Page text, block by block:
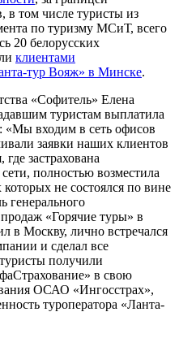
в том числе туристы из
по туризму МСиТ, всего
20 белорусских
клиентами
тур Вояж» в Минске.
«Софитель» Елена
туристам выплатила
«Мы входим в сеть офисов
заявки наших клиентов
застрахована
полностью возместила
не состоялся по вине
генерального
«Горячие туры» в
в Москву, лично встречался
и сделал все
получили
в свою
ОСАО «Ингосстрах»,
туроператора «Ланта-